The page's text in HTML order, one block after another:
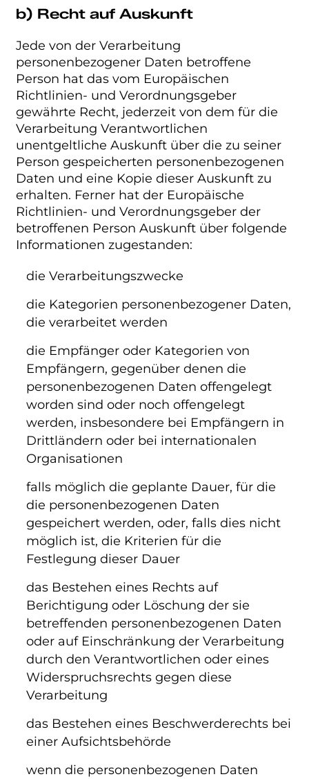
b) Recht auf Auskunft
Jede von der Verarbeitung
personenbezogener Daten betroffene
Person hat das vom Europäischen
Richtlinien- und Verordnungsgeber
gewährte Recht, jederzeit von dem für die
Verarbeitung Verantwortlichen
unentgeltliche Auskunft über die zu seiner
Person gespeicherten personenbezogenen
Daten und eine Kopie dieser Auskunft zu
erhalten. Ferner hat der Europäische
Richtlinien- und Verordnungsgeber der
betroffenen Person Auskunft über folgende
Informationen zugestanden:
die Verarbeitungszwecke
die Kategorien personenbezogener Daten,
die verarbeitet werden
die Empfänger oder Kategorien von
Empfängern, gegenüber denen die
personenbezogenen Daten offengelegt
worden sind oder noch offengelegt
werden, insbesondere bei Empfängern in
Drittländern oder bei internationalen
Organisationen
falls möglich die geplante Dauer, für die
die personenbezogenen Daten
gespeichert werden, oder, falls dies nicht
möglich ist, die Kriterien für die
Festlegung dieser Dauer
das Bestehen eines Rechts auf
Berichtigung oder Löschung der sie
betreffenden personenbezogenen Daten
oder auf Einschränkung der Verarbeitung
durch den Verantwortlichen oder eines
Widerspruchsrechts gegen diese
Verarbeitung
das Bestehen eines Beschwerderechts bei
einer Aufsichtsbehörde
wenn die personenbezogenen Daten